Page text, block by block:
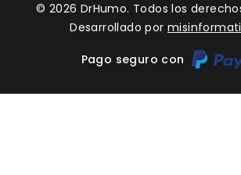
© 2026 DrHumo. Todos los
Desarrollado por
Pago seguro con